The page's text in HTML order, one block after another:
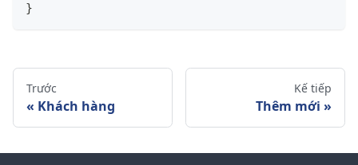
}
Trước
Khách hàng
Kế tiếp
Thêm mới